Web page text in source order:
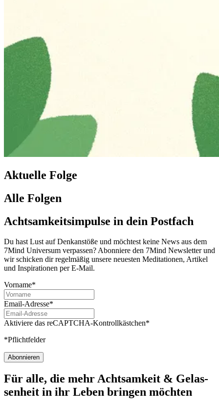
Aktuelle Folge
Alle Folgen
Achtsamkeitsimpulse in dein Postfach
Du hast Lust auf Denkanstöße und möchtest keine News aus dem
7Mind Universum verpassen? Abon­niere den 7Mind News­let­ter und
wir schicken dir regelmäßig unsere neuesten Meditationen, Artikel
und Inspirationen per E-Mail.
Vorname*
Email-Adresse*
Aktiviere das reCAPTCHA-Kontrollkästchen*
*Pflichtfelder
Abonnieren
Für alle, die mehr Acht­sam­keit & Gelas­
sen­heit in ihr Leben brin­gen möch­ten